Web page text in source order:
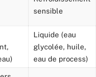
sensible
Liquide (eau
glycolée, huile,
eau de process)